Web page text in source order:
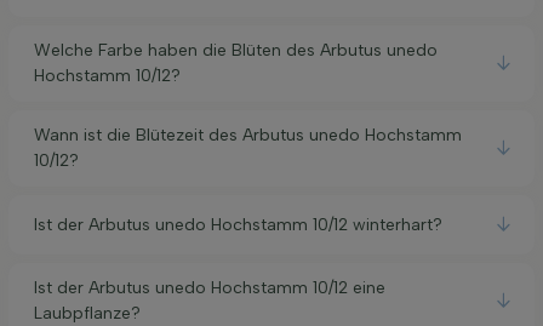
Welche Farbe haben die Blüten des Arbutus unedo
Hochstamm 10/12?
Wann ist die Blütezeit des Arbutus unedo Hochstamm
10/12?
Ist der Arbutus unedo Hochstamm 10/12 winterhart?
Ist der Arbutus unedo Hochstamm 10/12 eine
Laubpflanze?